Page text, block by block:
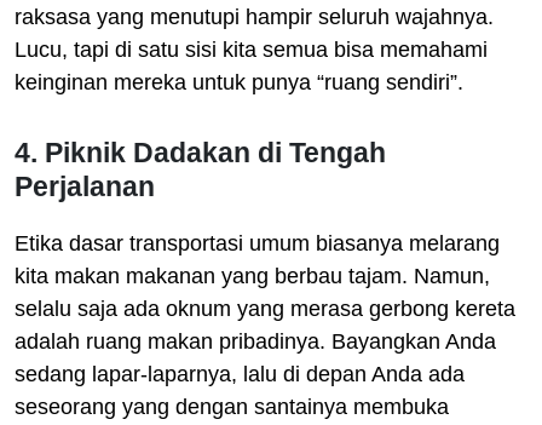
raksasa yang menutupi hampir seluruh wajahnya.
Lucu, tapi di satu sisi kita semua bisa memahami
keinginan mereka untuk punya “ruang sendiri”.
4. Piknik Dadakan di Tengah
Perjalanan
Etika dasar transportasi umum biasanya melarang
kita makan makanan yang berbau tajam. Namun,
selalu saja ada oknum yang merasa gerbong kereta
adalah ruang makan pribadinya. Bayangkan Anda
sedang lapar-laparnya, lalu di depan Anda ada
seseorang yang dengan santainya membuka